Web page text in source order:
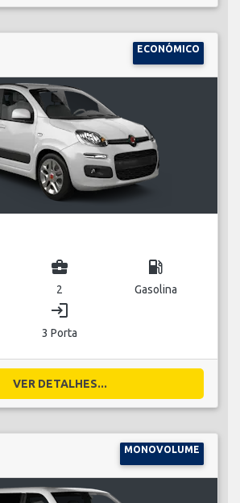
ECONÓMICO
business_center
2
local_gas_station
Gasolina
login
3 Porta
VER DETALHES...
MONOVOLUME